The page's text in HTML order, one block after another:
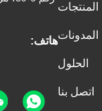
المنتجات
المدونات
الحلول
اتصل بنا
هاتف: